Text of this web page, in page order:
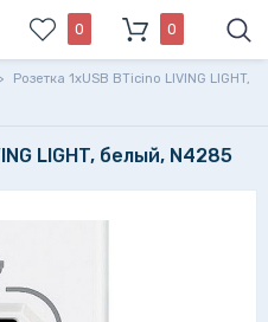
0 0
>
Розетка 1xUSB BTicino LIVING LIGHT,
LIGHT, белый, N4285